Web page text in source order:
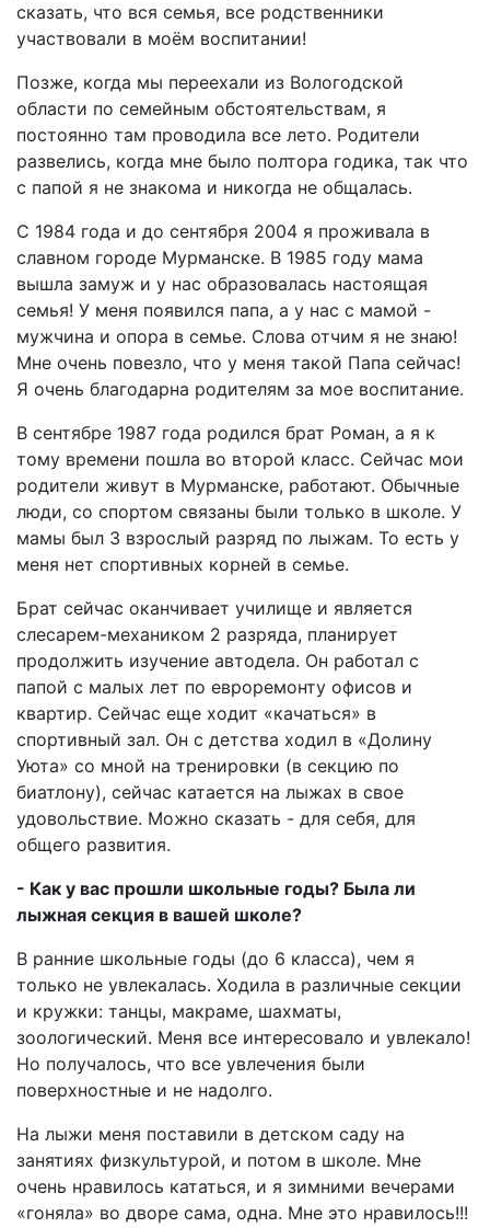
сказать, что вся семья, все родственники
участвовали в моём воспитании!
Позже, когда мы переехали из Вологодской
области по семейным обстоятельствам, я
постоянно там проводила все лето. Родители
развелись, когда мне было полтора годика, так что
с папой я не знакома и никогда не общалась.
С 1984 года и до сентября 2004 я проживала в
славном городе Мурманске. В 1985 году мама
вышла замуж и у нас образовалась настоящая
семья! У меня появился папа, а у нас с мамой -
мужчина и опора в семье. Слова отчим я не знаю!
Мне очень повезло, что у меня такой Папа сейчас!
Я очень благодарна родителям за мое воспитание.
В сентябре 1987 года родился брат Роман, а я к
тому времени пошла во второй класс. Сейчас мои
родители живут в Мурманске, работают. Обычные
люди, со спортом связаны были только в школе. У
мамы был 3 взрослый разряд по лыжам. То есть у
меня нет спортивных корней в семье.
Брат сейчас оканчивает училище и является
слесарем-механиком 2 разряда, планирует
продолжить изучение автодела. Он работал с
папой с малых лет по евроремонту офисов и
квартир. Сейчас еще ходит «качаться» в
спортивный зал. Он с детства ходил в «Долину
Уюта» со мной на тренировки (в секцию по
биатлону), сейчас катается на лыжах в свое
удовольствие. Можно сказать - для себя, для
общего развития.
- Как у вас прошли школьные годы? Была ли
лыжная секция в вашей школе?
В ранние школьные годы (до 6 класса), чем я
только не увлекалась. Ходила в различные секции
и кружки: танцы, макраме, шахматы,
зоологический. Меня все интересовало и увлекало!
Но получалось, что все увлечения были
поверхностные и не надолго.
На лыжи меня поставили в детском саду на
занятиях физкультурой, и потом в школе. Мне
очень нравилось кататься, и я зимними вечерами
«гоняла» во дворе сама, одна. Мне это нравилось!!!